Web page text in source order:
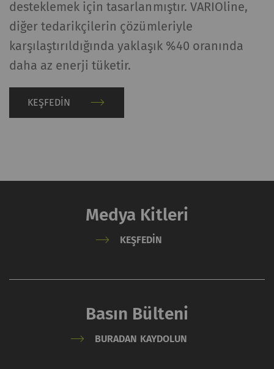
desteklemek için tasarlanmıştır. VARIOline,
diğer tedarikçilerin çözümleriyle
karşılaştırıldığında yaklaşık %40 oranında
daha az enerji tüketir.
KEŞFEDIN
Medya Kitleri
KEŞFEDIN
Basın Bülteni
BURADAN KAYDOLUN
IP adresinizi) harici
sunucuya aktarır.
Rieter'in bu eylem
üzerinde hiçbir kontrolü
yoktur. Daha fazla bilgi
Privacy policy
policy'lerine bakın.